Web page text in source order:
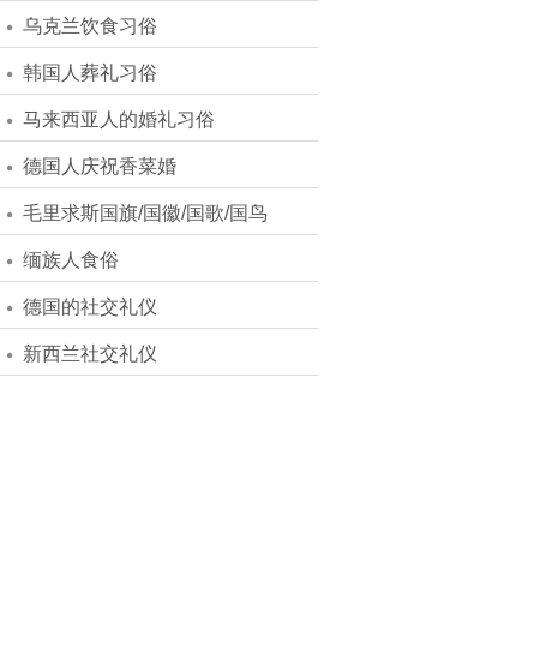
乌克兰饮食习俗
韩国人葬礼习俗
马来西亚人的婚礼习俗
德国人庆祝香菜婚
毛里求斯国旗/国徽/国歌/国鸟
缅族人食俗
德国的社交礼仪
新西兰社交礼仪